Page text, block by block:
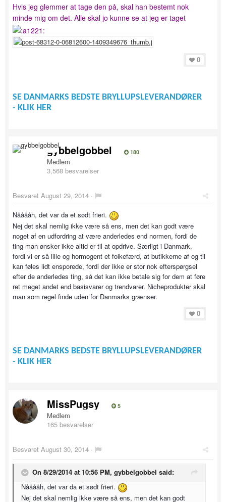
Hvis jeg glemmer at tage den på, skal han bestemt nok
minde mig om det. Alle skal jo kunne se at jeg er taget
0
SE DANMARKS BEDSTE BRYLLUPSLEVERANDØRER
- KLIK HER
gybbelgobbel 180
Medlem
3,568 besvarelser
Besvaret August 29, 2014 ·
Nååååh, det var da et sødt frieri.
Nej det skal nemlig ikke være så ens, men det kan godt være
noget af en udfordring at være anderledes end normen, fordi de
ting man ønsker ikke altid er til at opdrive. Særligt i Danmark,
fordi vi er så lille og hormogent et folkefærd, at butikkerne af og til
kan føles lidt ensporede, fordi der ikke er stor nok efterspørgsel
efter de anderledes ting, så det kan ikke betale sig for dem at føre
ret meget andet end basisvarer og trendvarer. Nicheprodukter skal
man som regel finde uden for Danmarks grænser.
0
SE DANMARKS BEDSTE BRYLLUPSLEVERANDØRER
- KLIK HER
MissPugsy 5
Medlem
165 besvarelser
Besvaret August 30, 2014 ·
On 8/29/2014 at 10:56 PM, gybbelgobbel said:
Nååååh, det var da et sødt frieri.
Nej det skal nemlig ikke være så ens, men det kan godt